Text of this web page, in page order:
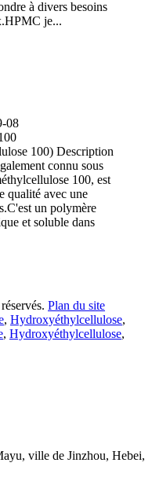
à divers besoins
je...
08
100) Description
connu sous
100, est
qualité avec une
un polymère
et soluble dans
Plan du site
, Hydroxyéthylcellulose,
, Hydroxyéthylcellulose,
ville de Jinzhou, Hebei,